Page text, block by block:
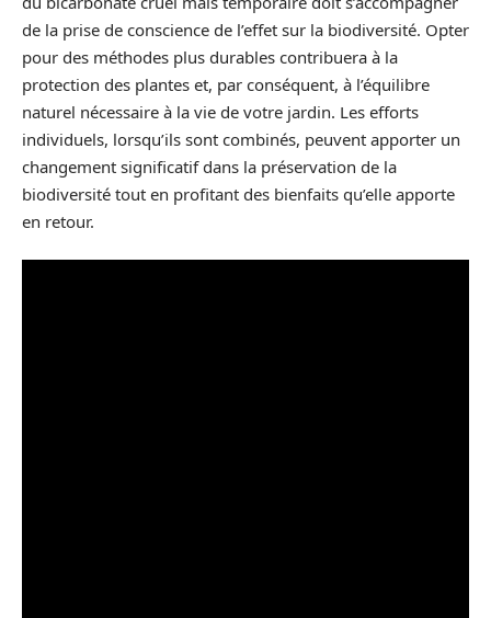
de la prise de conscience de l’effet sur la biodiversité. Opter
pour des méthodes plus durables contribuera à la
protection des plantes et, par conséquent, à l’équilibre
naturel nécessaire à la vie de votre jardin. Les efforts
individuels, lorsqu’ils sont combinés, peuvent apporter un
changement significatif dans la préservation de la
biodiversité tout en profitant des bienfaits qu’elle apporte
en retour.